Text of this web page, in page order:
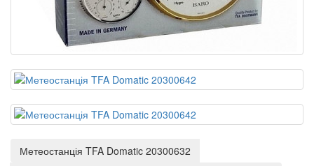
Метеостанція TFA Domatic 20300632